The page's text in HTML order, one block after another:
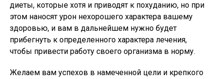
диеты, которые хотя и приводят к похуданию, но при
этом наносят урон нехорошего характера вашему
здоровью, и вам в дальнейшем нужно будет
прибегнуть к определенного характера лечения,
чтобы привести работу своего организма в норму.
Желаем вам успехов в намеченной цели и крепкого